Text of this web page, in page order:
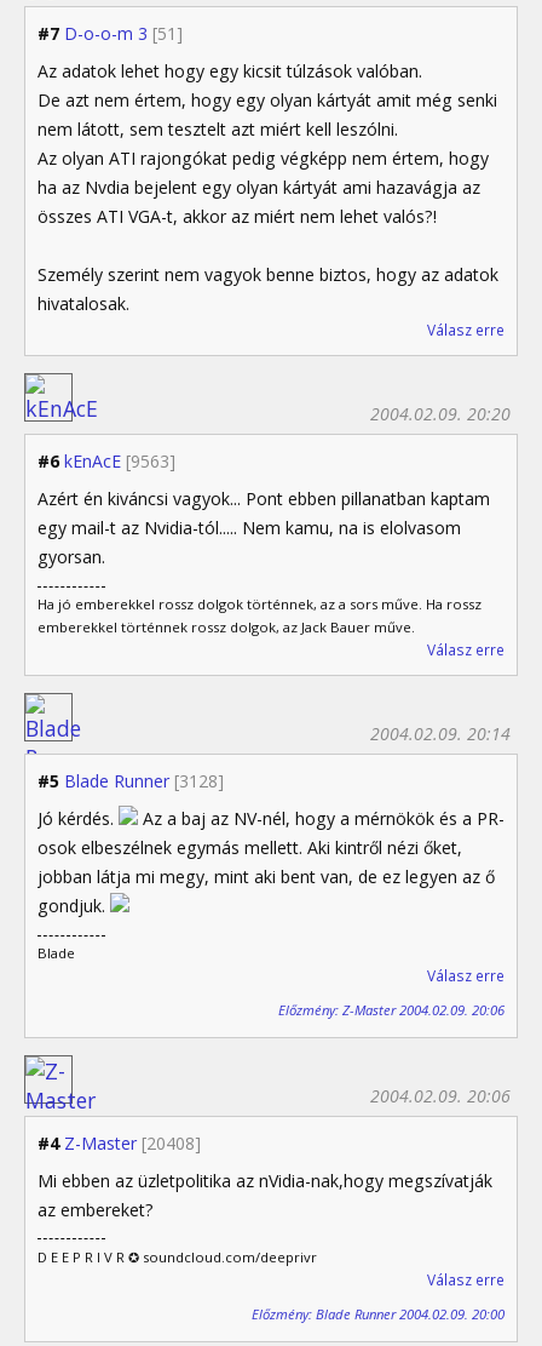
#7 D-o-o-m 3 [51]
Az adatok lehet hogy egy kicsit túlzások valóban.
De azt nem értem, hogy egy olyan kártyát amit még senki
nem látott, sem tesztelt azt miért kell leszólni.
Az olyan ATI rajongókat pedig végképp nem értem, hogy
ha az Nvdia bejelent egy olyan kártyát ami hazavágja az
összes ATI VGA-t, akkor az miért nem lehet valós?!
Személy szerint nem vagyok benne biztos, hogy az adatok
hivatalosak.
Válasz erre
#6 kEnAcE [9563]
2004.02.09. 20:20
Azért én kiváncsi vagyok... Pont ebben pillanatban kaptam
egy mail-t az Nvidia-tól..... Nem kamu, na is elolvasom
gyorsan.
Ha jó emberekkel rossz dolgok történnek, az a sors műve. Ha rossz
emberekkel történnek rossz dolgok, az Jack Bauer műve.
Válasz erre
#5 Blade Runner [3128]
2004.02.09. 20:14
Jó kérdés.
Az a baj az NV-nél, hogy a mérnökök és a PR-
osok elbeszélnek egymás mellett. Aki kintről nézi őket,
jobban látja mi megy, mint aki bent van, de ez legyen az ő
gondjuk.
Blade
Válasz erre
Előzmény: Z-Master 2004.02.09. 20:06
#4 Z-Master [20408]
2004.02.09. 20:06
Mi ebben az üzletpolitika az nVidia-nak,hogy megszívatják
az embereket?
D E E P R I V R ✪ soundcloud.com/deeprivr
Válasz erre
Előzmény: Blade Runner 2004.02.09. 20:00